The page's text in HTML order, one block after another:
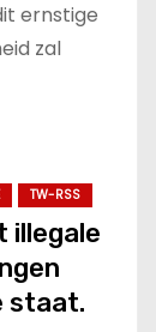
ernstige
zal
TW-RSS
illegale
staat.